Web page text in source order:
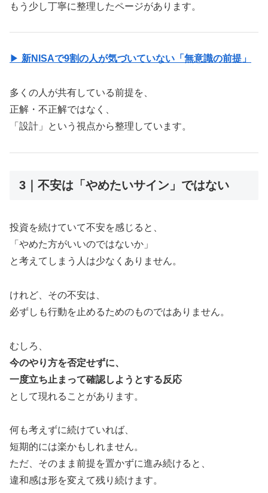
もう少し丁寧に整理したページがあります。
▶ 新NISAで9割の人が気づいていない「無意識の前提」
多くの人が共有している前提を、
正解・不正解ではなく、
「設計」という視点から整理しています。
3｜不安は「やめたいサイン」ではない
投資を続けていて不安を感じると、
「やめた方がいいのではないか」
と考えてしまう人は少なくありません。
けれど、その不安は、
必ずしも行動を止めるためのものではありません。
むしろ、
今のやり方を否定せずに、
一度立ち止まって確認しようとする反応
として現れることがあります。
何も考えずに続けていれば、
短期的には楽かもしれません。
ただ、そのまま前提を置かずに進み続けると、
違和感は形を変えて残り続けます。